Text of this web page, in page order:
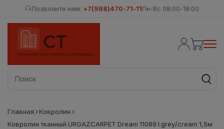
Позвоните нам: +7(988)470-71-11Пн-Вс 08:00-18:00
Главная
Ковролин
Ковролин тканный URGAZCARPET Dream 11089 l.grey/cream 1,5м